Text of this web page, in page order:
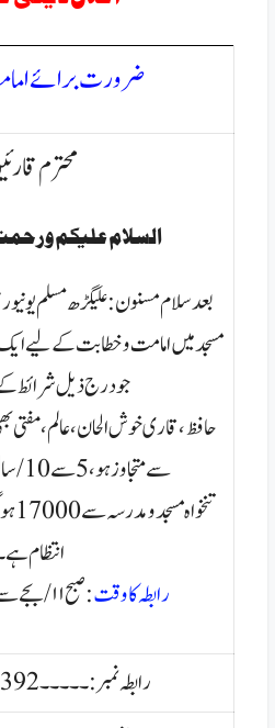
ضرورت برائے
محترم
السلام عليكم ورحمت
بعد سلام مسنون :علیگڑھ مسلم
مسجد میں امامت و خطابت کے لیے
جو درج ذیل شرائط
سےمتجاوزہو،5سے10/سال امامت کاتجربہ ہو
تنخواہ مسجدو مدرسہ سے 17000ہوگی ،
انتظام ہے۔
رابطہ کا وقت:صبح ۱۱/بجےسےرات۸/بجےتک
رابطہ نمبر:۔۔۔۔۔ 7417123392